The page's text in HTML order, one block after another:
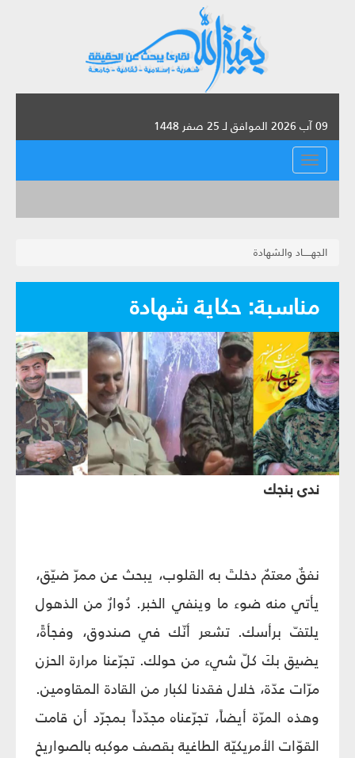
09 آب 2026 الموافق لـ 25 صفر 1448
القائمة
الجهـــــاد والشهادة
مناسبة: حكاية شهادة
ندى بنجك
نفقٌ معتمٌ دخلتَ به القلوب، يبحث عن ممرّ ضيّق،
يأتي منه ضوء ما وينفي الخبر. دُوارٌ من الذهول
يلتفّ برأسك. تشعر أنّك في صندوق، وفجأةً،
يضيق بكَ كلّ شيء من حولك. تجرّعنا مرارة الحزن
مرّات عدّة، خلال فقدنا لكبار من القادة المقاومين.
وهذه المرّة أيضاً، تجرّعناه مجدّداً بمجرّد أن قامت
القوّات الأمريكيّة الطاغية بقصف موكبه بالصواريخ